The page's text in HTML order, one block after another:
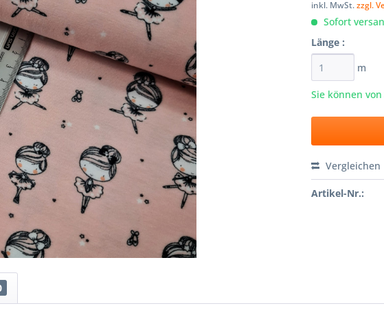
inkl. MwSt.zzgl.
Sofort
Länge :
m
Sie können
Vergleichen
Artikel-Nr.: